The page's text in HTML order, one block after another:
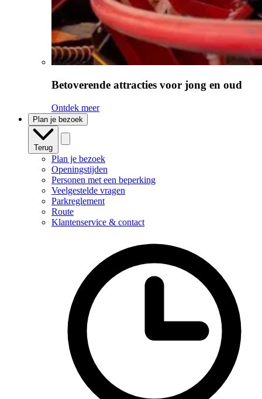
Betoverende attracties voor jong en oud
Ontdek meer
Plan je bezoek
Terug
Plan je bezoek
Openingstijden
Personen met een beperking
Veelgestelde vragen
Parkreglement
Route
Klantenservice & contact